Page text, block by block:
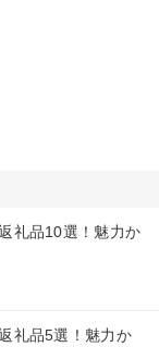
礼品10選！魅力か
礼品5選！魅力か